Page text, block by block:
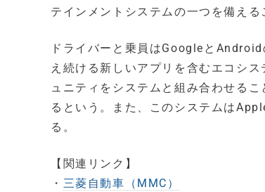
テインメントシステムの一つを備える
ドライバーと乗員はGoogleと
え続ける新しいアプリを含むエコシ
ュニティをシステムと組み合わせる
るという。また、このシステムは
る。
【関連リンク】
・ 三菱自動車（MMC）